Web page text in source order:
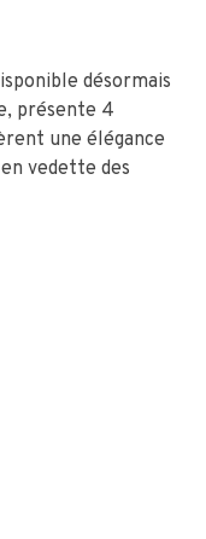
désormais
présente 4
une élégance
vedette des